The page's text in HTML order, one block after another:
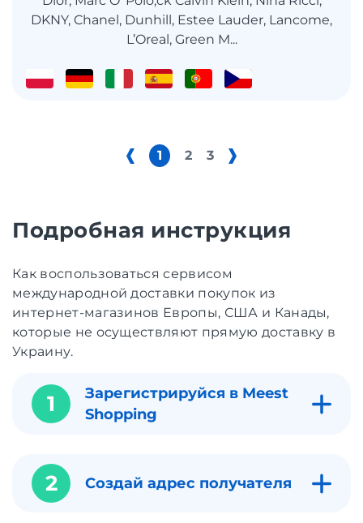
DKNY, Chanel, Dunhill, Estee Lauder, Lancome,
L’Oreal, Green M...
1 2 3
Подробная инструкция
Как воспользоваться сервисом
международной доставки покупок из
интернет-магазинов Европы, США и Канады,
которые не осуществляют прямую доставку в
Украину.
1
Зарегистрируйся в Meest
Shopping
2 Создай адрес получателя